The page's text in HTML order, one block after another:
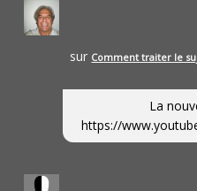
sur Comment traiter le
La
https://